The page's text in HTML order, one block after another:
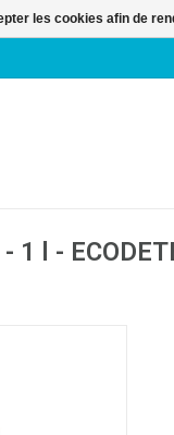
l -
les cookies afin de